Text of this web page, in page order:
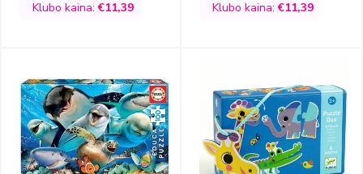
kaina
Klubo kaina:€11,39 kaina
Klubo kaina:€11,39